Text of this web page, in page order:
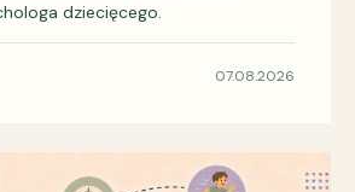
dziecięcego.
07.08.2026